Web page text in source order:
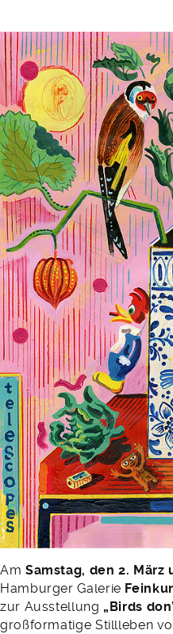
Am Samstag, den 2. März
Hamburger Galerie
zur Ausstellung „Birds
großformatige Stillleben